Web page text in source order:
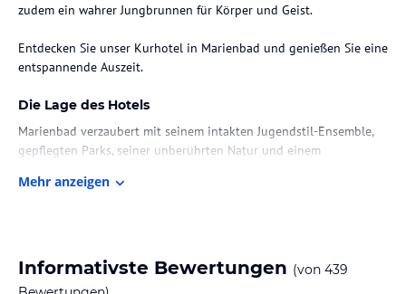
zudem ein wahrer Jungbrunnen für Körper und Geist.
Entdecken Sie unser Kurhotel in Marienbad und genießen Sie eine
entspannende Auszeit.
Die Lage des Hotels
Marienbad verzaubert mit seinem intakten Jugendstil-Ensemble,
gepflegten Parks, seiner unberührten Natur und einem
ausgestattet mit SAT-TV, Minibar und Direktwahltelefon. Die
Badezimmer sind mit Dusche und/oder Badewanne je nach
Mehr anzeigen
Informativste Bewertungen (von 439